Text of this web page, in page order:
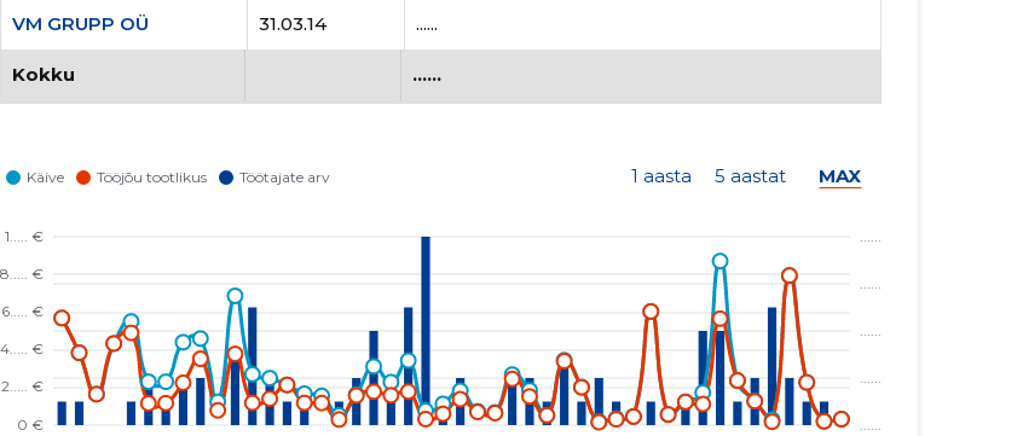
VM GRUPP OÜ 31.03.14 ......
Kokku ......
1 aasta 5 aastat MAX